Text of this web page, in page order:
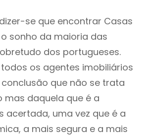
se que encontrar Casas
sonho da maioria das
dos portugueses.
todos os agentes imobiliários
que não se trata
mas daquela que é a
acertada, uma vez que é a
a mais segura e a mais